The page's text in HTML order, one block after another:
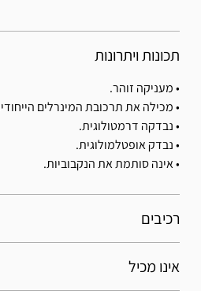
תכונות ויתרונות
• מעניקה זוהר.
• מכילה את תרכובת המינרלים
• נבדקה דרמטולוגית.
• נבדק אופטלמולוגית.
• אינה סותמת את הנקבוביות.
רכיבים
אינו מכיל